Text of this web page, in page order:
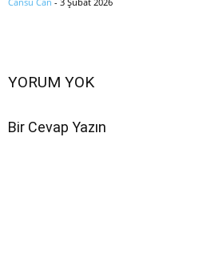
YORUM YOK
Bir Cevap Yazın